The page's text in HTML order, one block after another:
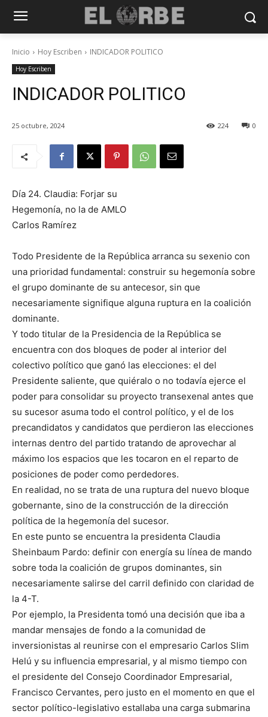
Inicio Hoy Escriben INDICADOR POLITICO
Hoy Escriben
INDICADOR POLITICO
25 octubre, 2024 0
224
Día 24. Claudia: Forjar su
Hegemonía, no la de AMLO
Carlos Ramírez
Todo Presidente de la República arranca su sexenio con
una prioridad fundamental: construir su hegemonía sobre
el grupo dominante de su antecesor, sin que
necesariamente signifique alguna ruptura en la coalición
dominante.
Y todo titular de la Presidencia de la República se
encuentra con dos bloques de poder al interior del
colectivo político que ganó las elecciones: el del
Presidente saliente, que quiéralo o no todavía ejerce el
poder para consolidar su proyecto transexenal antes que
su sucesor asuma todo el control político, y el de los
precandidatos y candidatos que perdieron las elecciones
internas dentro del partido tratando de aprovechar al
máximo los espacios que les tocaron en el reparto de
posiciones de poder como perdedores.
En realidad, no se trata de una ruptura del nuevo bloque
gobernante, sino de la construcción de la dirección
política de la hegemonía del sucesor.
En este punto se encuentra la presidenta Claudia
Sheinbaum Pardo: definir con energía su línea de mando
sobre toda la coalición de grupos dominantes, sin
necesariamente salirse del carril definido con claridad de
la 4-T.
Por ejemplo, la Presidenta tomó una decisión que iba a
mandar mensajes de fondo a la comunidad de
inversionistas al reunirse con el empresario Carlos Slim
Helú y su influencia empresarial, y al mismo tiempo con
el presidente del Consejo Coordinador Empresarial,
Francisco Cervantes, pero justo en el momento en que el
sector político-legislativo estallaba una carga submarina